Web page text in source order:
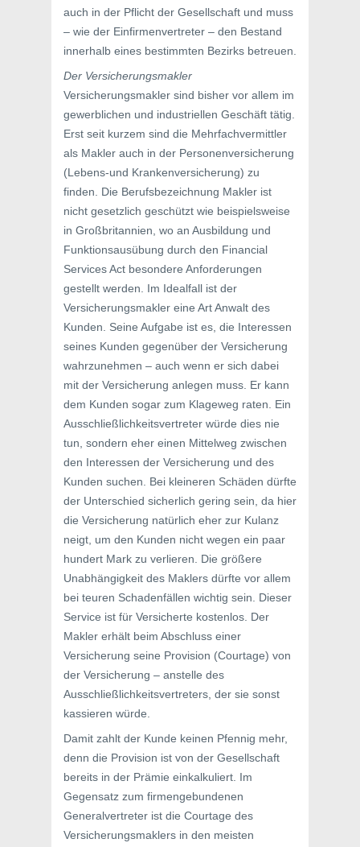
auch in der Pflicht der Gesellschaft und muss
– wie der Einfirmenvertreter – den Bestand
innerhalb eines bestimmten Bezirks betreuen.
Der Versicherungsmakler
Versicherungsmakler sind bisher vor allem im
gewerblichen und industriellen Geschäft tätig.
Erst seit kurzem sind die Mehrfachvermittler
als Makler auch in der Personenversicherung
(Lebens-und Krankenversicherung) zu
finden. Die Berufsbezeichnung Makler ist
nicht gesetzlich geschützt wie beispielsweise
in Großbritannien, wo an Ausbildung und
Funktionsausübung durch den Financial
Services Act besondere Anforderungen
gestellt werden. Im Idealfall ist der
Versicherungsmakler eine Art Anwalt des
Kunden. Seine Aufgabe ist es, die Interessen
seines Kunden gegenüber der Versicherung
wahrzunehmen – auch wenn er sich dabei
mit der Versicherung anlegen muss. Er kann
dem Kunden sogar zum Klageweg raten. Ein
Ausschließlichkeitsvertreter würde dies nie
tun, sondern eher einen Mittelweg zwischen
den Interessen der Versicherung und des
Kunden suchen. Bei kleineren Schäden dürfte
der Unterschied sicherlich gering sein, da hier
die Versicherung natürlich eher zur Kulanz
neigt, um den Kunden nicht wegen ein paar
hundert Mark zu verlieren. Die größere
Unabhängigkeit des Maklers dürfte vor allem
bei teuren Schadenfällen wichtig sein. Dieser
Service ist für Versicherte kostenlos. Der
Makler erhält beim Abschluss einer
Versicherung seine Provision (Courtage) von
der Versicherung – anstelle des
Ausschließlichkeitsvertreters, der sie sonst
kassieren würde.
Damit zahlt der Kunde keinen Pfennig mehr,
denn die Provision ist von der Gesellschaft
bereits in der Prämie einkalkuliert. Im
Gegensatz zum firmengebundenen
Generalvertreter ist die Courtage des
Versicherungsmaklers in den meisten